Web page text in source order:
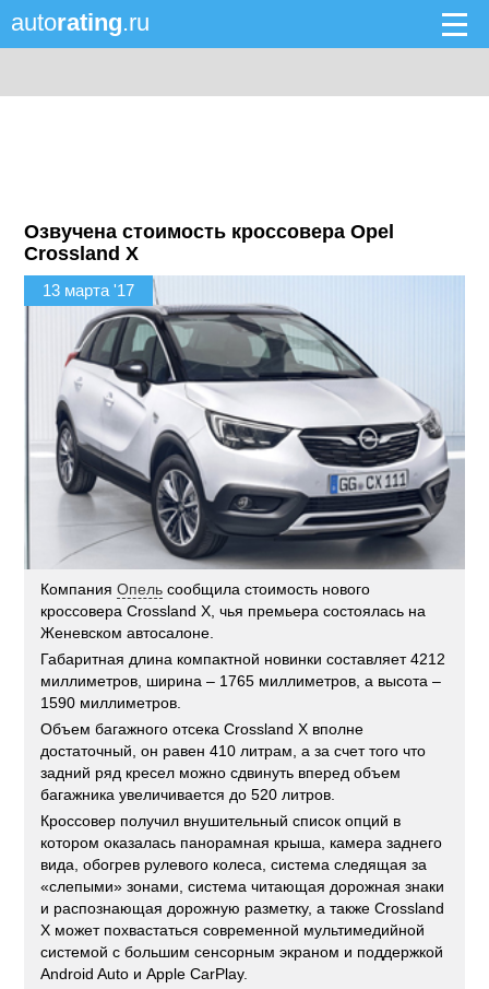
autorating.ru
Озвучена стоимость кроссовера Opel
Crossland X
13 марта '17
КомпанияОпель сообщила стоимость нового
кроссовера Crossland X, чья премьера состоялась на
Женевском автосалоне.
Габаритная длина компактной новинки составляет 4212
миллиметров, ширина – 1765 миллиметров, а высота –
1590 миллиметров.
Объем багажного отсека Crossland X вполне
достаточный, он равен 410 литрам, а за счет того что
задний ряд кресел можно сдвинуть вперед объем
багажника увеличивается до 520 литров.
Кроссовер получил внушительный список опций в
котором оказалась панорамная крыша, камера заднего
вида, обогрев рулевого колеса, система следящая за
«слепыми» зонами, система читающая дорожная знаки
и распознающая дорожную разметку, а также Crossland
X может похвастаться современной мультимедийной
системой с большим сенсорным экраном и поддержкой
Android Auto и Apple CarPlay.